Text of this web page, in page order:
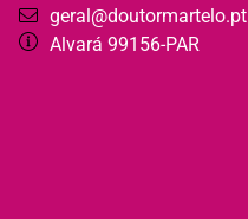
geral@doutormartelo.pt
Alvará 99156-PAR